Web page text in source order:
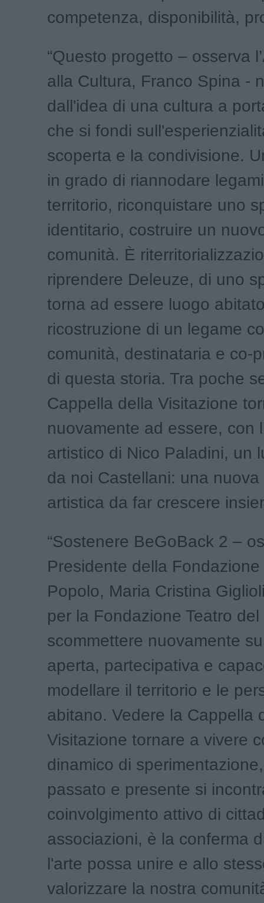
competenza, disponibilità,
“Questo progetto – osserva
alla Cultura, Franco Spina -
dall'idea di una cultura a
che si fondi
scoperta e la condivisione.
in grado di riannodare
territorio, riconquistare uno
identitario, costruire un
comunità. È
riprendere Deleuze, di uno
torna ad essere luogo
ricostruzione di un legame
comunità, destinataria e co-
di questa storia. Tra poche
Cappella della Visitazione
nuovamente ad essere, con
artistico di Nico Paladini, un
da noi Castellani: una
artistica da far crescere
“Sostenere BeGoBack 2 –
Presidente della Fondazione
Popolo, Maria Cristina
per la Fondazione Teatro
scommettere nuovamente
aperta, partecipativa e
modellare il territorio e le
abitano. Vedere la Cappella
Visitazione tornare a vivere
dinamico di
passato e presente si
coinvolgimento attivo di
associazioni, è la conferma
l'arte possa unire e allo
valorizzare la nostra